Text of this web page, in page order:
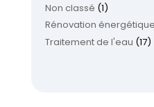
Non classé (1)
Rénovation énergétique
Traitement de l'eau (17)